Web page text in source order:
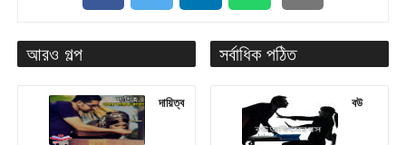
আরও গল্প
দায়িত্ব
সর্বাধিক পঠিত
বউ